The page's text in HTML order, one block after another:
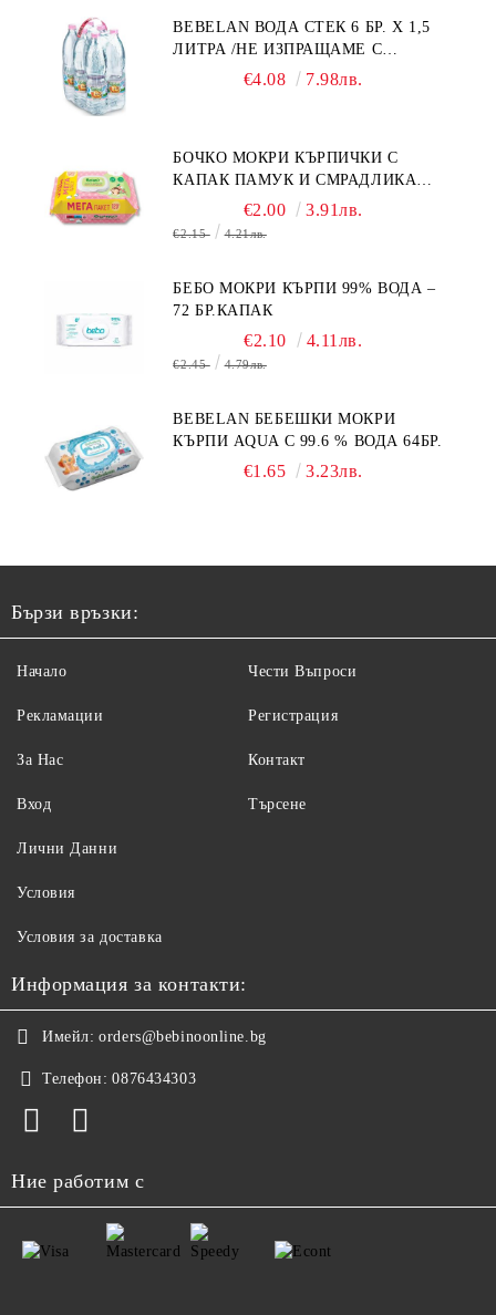
BEBELAN ВОДА СТЕК 6 БР. Х 1,5
ЛИТРА /НЕ ИЗПРАЩАМЕ С
€4.08 7.98лв.
БОЧКО МОКРИ КЪРПИЧКИ С
КАПАК ПАМУК И СМРАДЛИКА
€2.00 3.91лв.
€2.15 4.21лв.
БЕБО МОКРИ КЪРПИ 99% ВОДА –
72 БР.КАПАК
€2.10 4.11лв.
€2.45 4.79лв.
BEBELAN БЕБЕШКИ МОКРИ
КЪРПИ AQUA С 99.6 % ВОДА 64БР.
€1.65 3.23лв.
Бързи връзки:
Начало
Рекламации
За Нас
Вход
Чести Въпроси
Регистрация
Контакт
Търсене
Лични Данни
Условия
Условия за доставка
Информация за контакти:
Имейл: orders@bebinoonline.bg
Телефон: 0876434303
Ние работим с